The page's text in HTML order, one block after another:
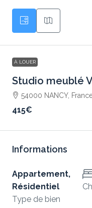
À LOUER
Studio meublé
54000 NANCY,
415€
Informations
Appartement,
Résidentiel
Type de bien